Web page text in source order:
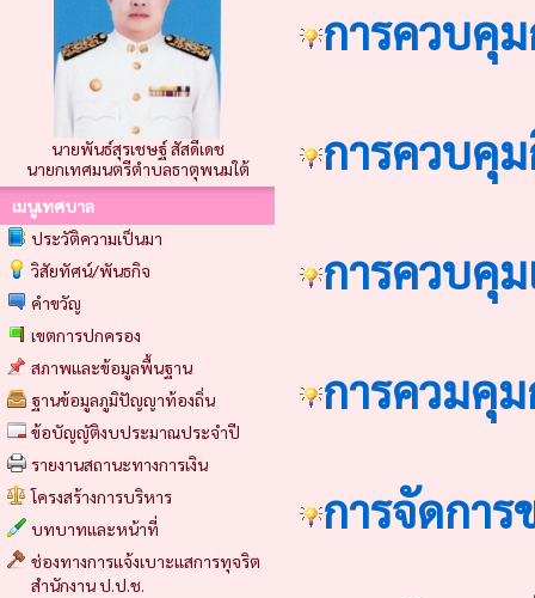
นายพันธ์สุรเชษฐ์ สัสดีเดช
นายกเทศมนตรีตำบลธาตุพนมใต้
เมนูเทศบาล
ประวัติความเป็นมา
วิสัยทัศน์/พันธกิจ
คำขวัญ
เขตการปกครอง
สภาพและข้อมูลพื้นฐาน
ฐานข้อมูลภูมิปัญญาท้องถิ่น
ข้อบัญญัติงบประมาณประจำปี
รายงานสถานะทางการเงิน
โครงสร้างการบริหาร
บทบาทและหน้าที่
ช่องทางการแจ้งเบาะแสการทุจริต
สำนักงาน ป.ป.ช.
การควบคุ
การควบคุ
การควบคุ
การควมคุม
การจัดกา